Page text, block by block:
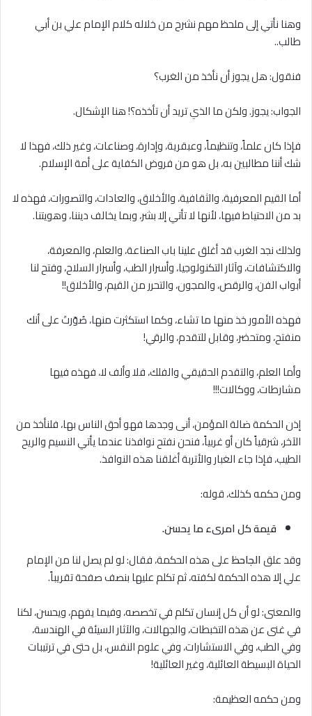
وهنا نأتي إلى ملحظ مهم نشرح من خلاله كلام الإمام علي بن أبي
طالب..
فنقول: هل يجوز أن نأخذ من الغرب؟
الجواب: يجوز. ولكن ما الذي تريد أن تأخذه؟! هنا الإشكال.
فإذا كان علماً، وتنظيماً، وعبقرية، وإدارة، وصناعات، وغير ذلك، فهذا لا
شك أننا مطالبين به، بل هو من فروض الكفاية على أمة الإسلام.
أما القيم المعرفية، والثقافية، والأخلاق، والعادات، والتصورات، فهذه لا
بد من الاحتياط فيها، لأنها لا تأتي إلا بشر، وبما يخالف ديننا، وهويتنا.
ولذلك نجد الغرب قد أغلق علينا باب الصناعة، والعلم، والمعرفة،
والاكتشافات، وآثار التكنولوجيا، وأسرار الطب، وأسرار السلاح، وفتح لنا
أبواب الفن، والرقص، والمجون، والتحرر من القيم، والأخلاق!!
فهذه الأمور خذ منها ما تشاء، وكما استكثرت منها، صُوّرتَ على أنك
منفتح، ومتحضر، وقابل للتقدم، والرقي!
وأما العلم، والتقدم الحقيقي والفلك، فلا وألف لا، فهذه فيها
مشارطات، ووكاﻻت!!!
إذن الحكمة ضالة المؤمن، أنى وجدها فهو أحق الناس بها، فلنأخذ من
الآخر، شرقياً كان أو غربياً، فنحن نفتح نوافذنا عندما يأتي النسيم والريح
الطيب، فإذا جاء الغبار والأتربة أغلقنا هذه النوافذ.
ومن حكمه كذلك، قوله:
قيمة كل امرىء ما يحسن.
وقد علقالجاحظعلى هذه الحكمة، فقال: لو لم يصل لنا من الإمام
علي إﻻ هذه الحكمة لكفته، ثم تكلم عليها بنصف صفحة تقريباً.
والمعنى: لو أن كل إنسان تكلم في تخصصه، وفيما يفهم، ويحسن، لكنا
في غنى عن هذه التخبطات، والجهالات، والآثار السيئة في الهندسة،
وفي الطب، وفي الاستشارات، وفي علوم النفس، بل حتى في ترتيبات
الحياة البسيطة العائلية، وغير العائلية!
ومن حكمه العظيمة: